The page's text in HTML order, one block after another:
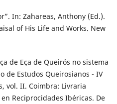
In: Zahareas, Anthony (Ed.).
of His Life and Works. New
de Eça de Queirós no sistema
de Estudos Queirosianos - IV
vol. II. Coimbra: Livraria
Reciprocidades Ibéricas. De